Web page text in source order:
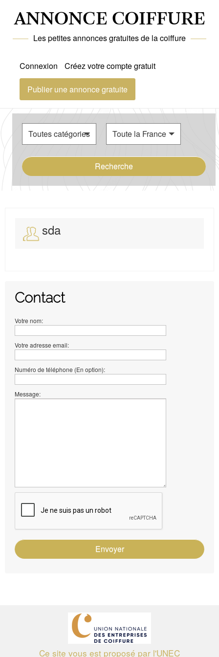
ANNONCE COIFFURE
Les petites annonces gratuites de la coiffure
Connexion Créez votre compte gratuit
Publier une annonce gratuite
Recherche
sda
Contact
Votre nom:
Votre adresse email:
Numéro de téléphone (En option):
Message:
Envoyer
Ce site vous est proposé par l'UNEC